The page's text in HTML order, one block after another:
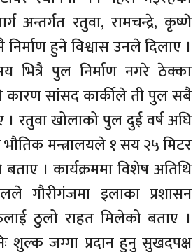
अन्तर्गत रतुवा, रामचन्द्रे, कृष्णे
हुने विश्वास उनले दिलाए ।
पुल निर्माण नगरे ठेक्का
कारण सांसद कार्कीले ती पुल सबै
रतुवा खोलाको पुल दुई वर्ष अघि
भौतिक मन्त्रालयले १ सय २५ मिटर
। कार्यक्रममा विशेष अतिथि
गौरीगंजमा इलाका प्रशासन
ठुलो राहत मिलेको बताए ।
शुल्क जग्गा प्रदान हुनु सुखदपक्ष